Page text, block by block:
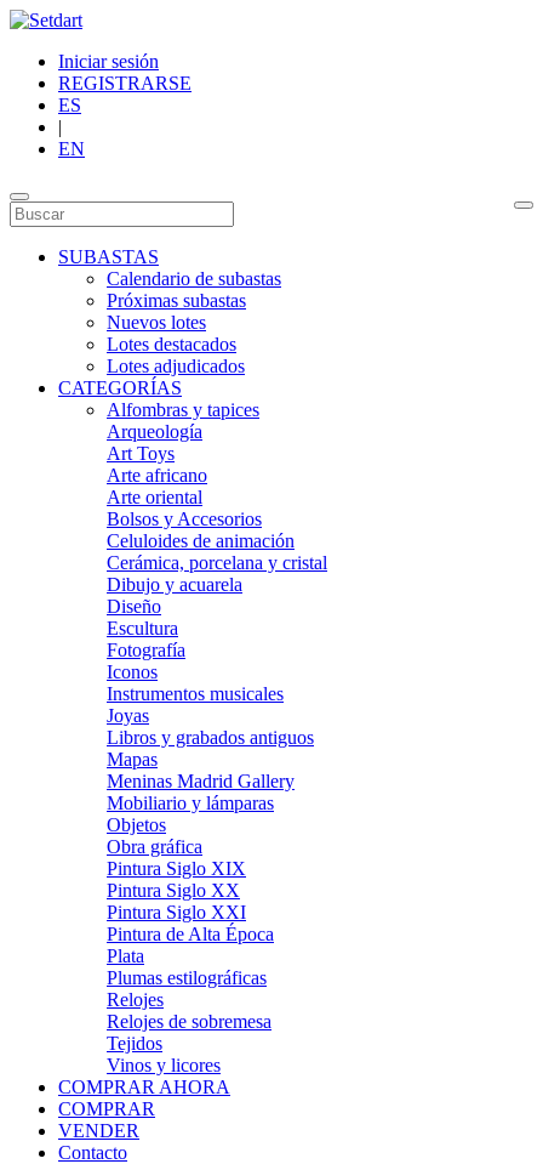
Iniciar sesión
REGISTRARSE
ES
|
EN
SUBASTAS
Calendario de subastas
Próximas subastas
Nuevos lotes
Lotes destacados
Lotes adjudicados
CATEGORÍAS
Alfombras y tapices
Arqueología
Art Toys
Arte africano
Arte oriental
Bolsos y Accesorios
Celuloides de animación
Cerámica, porcelana y cristal
Dibujo y acuarela
Diseño
Escultura
Fotografía
Iconos
Instrumentos musicales
Joyas
Libros y grabados antiguos
Mapas
Meninas Madrid Gallery
Mobiliario y lámparas
Objetos
Obra gráfica
Pintura Siglo XIX
Pintura Siglo XX
Pintura Siglo XXI
Pintura de Alta Época
Plata
Plumas estilográficas
Relojes
Relojes de sobremesa
Tejidos
Vinos y licores
COMPRAR AHORA
COMPRAR
VENDER
Contacto